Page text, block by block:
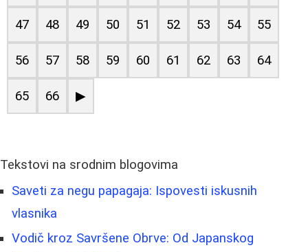
47 48 49 50 51 52 53 54 55
56 57 58 59 60 61 62 63 64
65 66 ▶
Tekstovi na srodnim blogovima
Saveti za negu papagaja: Ispovesti iskusnih
vlasnika
Vodič kroz Savršene Obrve: Od Japanskog